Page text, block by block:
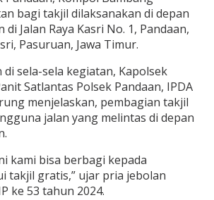
bagi takjil dilaksanakan di depan
Jalan Raya Kasri No. 1, Pandaan,
Pasuruan, Jawa Timur.
sela-sela kegiatan, Kapolsek
Satlantas Polsek Pandaan, IPDA
menjelaskan, pembagian takjil
jalan yang melintas di depan
kami bisa berbagi kepada
takjil gratis,” ujar pria jebolan
ke 53 tahun 2024.